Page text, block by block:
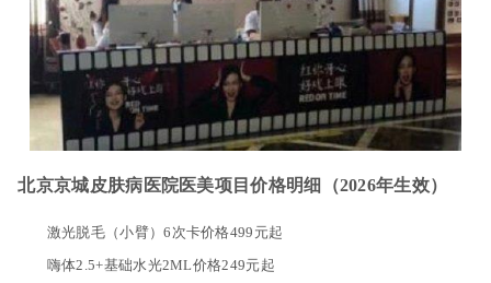
北京京城皮肤病医院医美项目价格明细（2026年生效）
激光脱毛（小臂）6次卡价格499元起
嗨体2.5+基础水光2ML价格249元起